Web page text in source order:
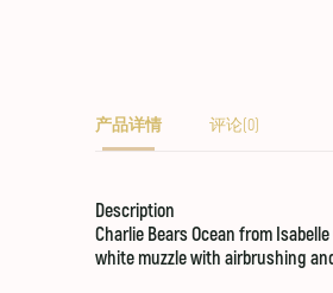
产品详情 评论(0)
Description
Charlie Bears Ocean from
white muzzle with airbrushing